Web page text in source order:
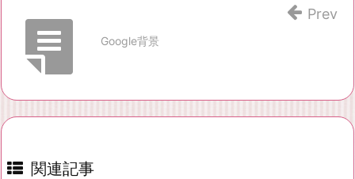
Google背景
Prev
関連記事